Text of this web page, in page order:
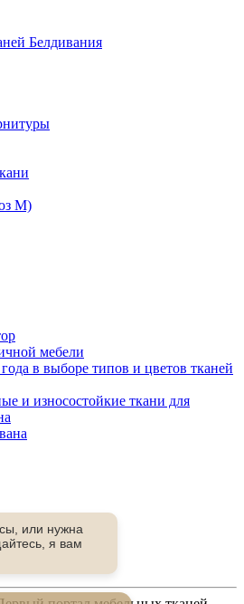
или нужна
я вам
Белдивания
М)
мебели
в выборе типов и цветов тканей
и износостойкие ткани для